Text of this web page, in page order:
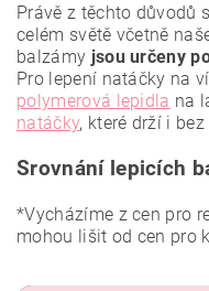
Právě z těchto důvodů
celém světě včetně
balzámy jsou určeny
Pro lepení natáčky na
polymerová lepidla na
natáčky, které drží i
Srovnání lepicích
*Vycházíme z cen pro
mohou lišit od cen pro